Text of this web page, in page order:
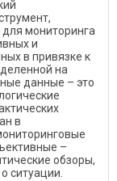
мониторинга
и
в привязке к
на
данные – это
в
–
обзоры,
ситуации.